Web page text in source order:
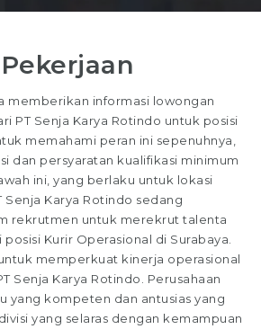
memberikan informasi lowongan
PT Senja Karya Rotindo untuk posisi
memahami peran ini sepenuhnya,
dan persyaratan kualifikasi minimum
ini, yang berlaku untuk lokasi
Senja Karya Rotindo sedang
rekrutmen untuk merekrut talenta
Kurir Operasional di Surabaya.
memperkuat kinerja operasional
Senja Karya Rotindo. Perusahaan
yang kompeten dan antusias yang
yang selaras dengan kemampuan